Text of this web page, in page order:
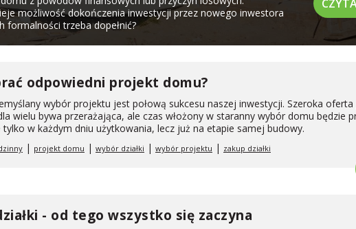
możliwość dokończenia inwestycji przez nowego inwestora
formalności trzeba dopełnić?
odpowiedni projekt domu?
wybór projektu jest połową sukcesu naszej inwestycji. Szeroka
wielu bywa przerażająca, ale czas włożony w staranny wybór domu będzie
tylko w każdym dniu użytkowania, lecz już na etapie samej budowy.
| projekt domu | wybór działki | wybór projektu | zakup działki
- od tego wszystko się zaczyna